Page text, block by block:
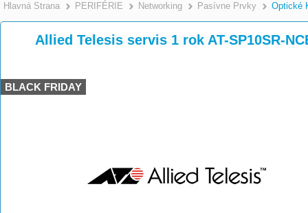
Hlavná Strana >
PERIFÉRIE >
Networking >
Pasívne Prvky Optické
Allied Telesis servis 1 rok AT-SP10SR-
BLACK FRIDAY